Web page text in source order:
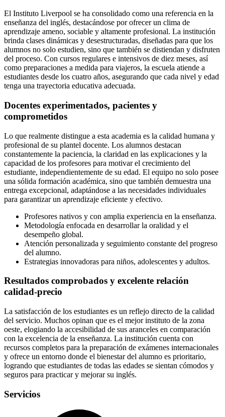
El Instituto Liverpool se ha consolidado como una referencia en la
enseñanza del inglés, destacándose por ofrecer un clima de
aprendizaje ameno, sociable y altamente profesional. La institución
brinda clases dinámicas y desestructuradas, diseñadas para que los
alumnos no solo estudien, sino que también se distiendan y disfruten
del proceso. Con cursos regulares e intensivos de diez meses, así
como preparaciones a medida para viajeros, la escuela atiende a
estudiantes desde los cuatro años, asegurando que cada nivel y edad
tenga una trayectoria educativa adecuada.
Docentes experimentados, pacientes y
comprometidos
Lo que realmente distingue a esta academia es la calidad humana y
profesional de su plantel docente. Los alumnos destacan
constantemente la paciencia, la claridad en las explicaciones y la
capacidad de los profesores para motivar el crecimiento del
estudiante, independientemente de su edad. El equipo no solo posee
una sólida formación académica, sino que también demuestra una
entrega excepcional, adaptándose a las necesidades individuales
para garantizar un aprendizaje eficiente y efectivo.
Profesores nativos y con amplia experiencia en la enseñanza.
Metodología enfocada en desarrollar la oralidad y el
desempeño global.
Atención personalizada y seguimiento constante del progreso
del alumno.
Estrategias innovadoras para niños, adolescentes y adultos.
Resultados comprobados y excelente relación
calidad-precio
La satisfacción de los estudiantes es un reflejo directo de la calidad
del servicio. Muchos opinan que es el mejor instituto de la zona
oeste, elogiando la accesibilidad de sus aranceles en comparación
con la excelencia de la enseñanza. La institución cuenta con
recursos completos para la preparación de exámenes internacionales
y ofrece un entorno donde el bienestar del alumno es prioritario,
logrando que estudiantes de todas las edades se sientan cómodos y
seguros para practicar y mejorar su inglés.
Servicios